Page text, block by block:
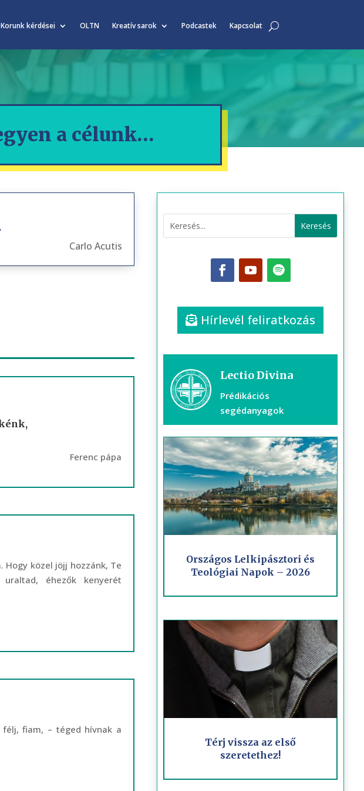
Korunk kérdései OLTN Kreatív sarok Podcastek Kapcsolat
a célunk…
Carlo Acutis
Ferenc pápa
Hogy közel jöjj hozzánk, Te
éhezők kenyerét
fiam, – téged hívnak a
Hírlevél feliratkozás
Lectio Divina
Prédikációs
segédanyagok
Országos Lelkipásztori és
Teológiai Napok – 2026
Térj vissza az első
szeretethez!